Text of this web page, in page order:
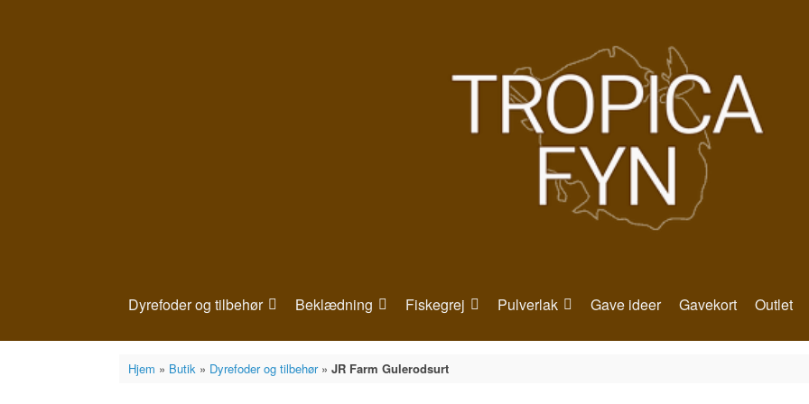
Dyrefoder og tilbehør Beklædning Fiskegrej Pulverlak Gave ideer Gavekort Outlet
Hjem » Butik» Dyrefoder og tilbehør» JR Farm Gulerodsurt